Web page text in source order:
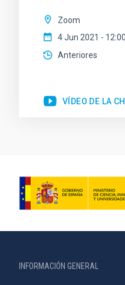
Zoom
4 Jun 2021 -
Anteriores
VÍDEO DE LA
INFORMACIÓN GENERAL